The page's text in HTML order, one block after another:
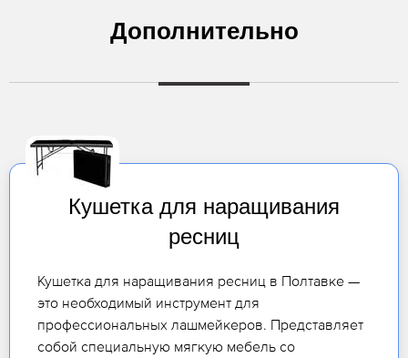
Дополнительно
Кушетка для наращивания
ресниц
Кушетка для наращивания ресниц в Полтавке —
это необходимый инструмент для
профессиональных лашмейкеров. Представляет
собой специальную мягкую мебель со